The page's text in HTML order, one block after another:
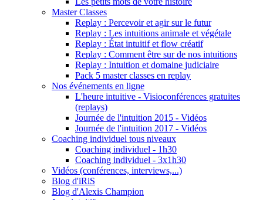
Master Classes
Replay : Percevoir et agir sur le futur
Replay : Les intuitions animale et végétale
Replay : État intuitif et flow créatif
Replay : Comment être sur de nos intuitions
Replay : Intuition et domaine judiciaire
Pack 5 master classes en replay
Nos événements en ligne
L'heure intuitive - Visioconférences gratuites
(replays)
Journée de l'intuition 2015 - Vidéos
Journée de l'intuition 2017 - Vidéos
Coaching individuel tous niveaux
Coaching individuel - 1h30
Coaching individuel - 3x1h30
Vidéos (conférences, interviews,...)
Blog d'iRiS
Blog d'Alexis Champion